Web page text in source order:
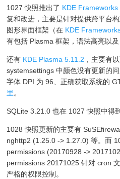
1027 快照推出了 KDE
复和改进，主要是针对提供跨平台
图形界面框架（在 KDE
有包括 Plasma 框架，语法高亮以及
还有 KDE Plasma 5.11.2 ，主要有
systemsettings 中颜色没有更新的
字体 DPI 为 96、正确获取系统的
里。
SQLite 3.21.0 也在 1027 快照中得
1028 快照更新的主要有
nghttp2 (1.25.0 -> 1.27.0) 等。而
permissions (20170928 ->
permissions 20171025 针对 cron
严格的权限控制。